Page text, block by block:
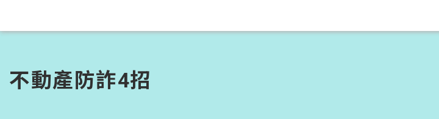
不動產防詐4招